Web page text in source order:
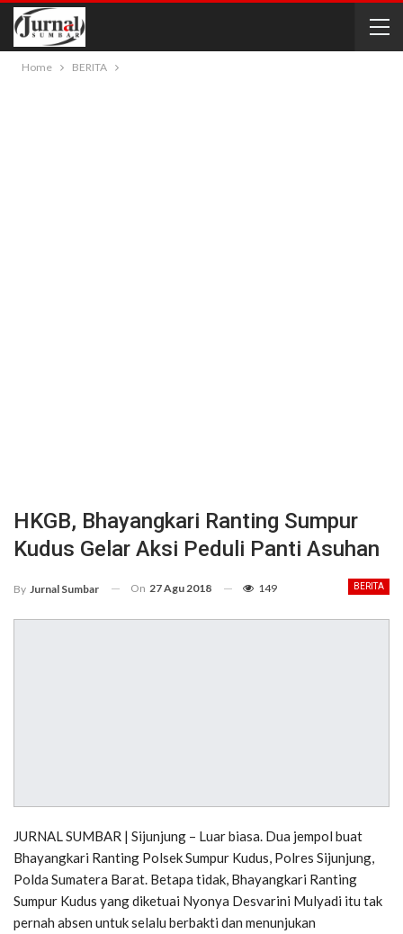
Home BERITA
HKGB, Bhayangkari Ranting Sumpur
Kudus Gelar Aksi Peduli Panti Asuhan
BERITA
By Jurnal Sumbar On 27 Agu 2018 149
JURNAL SUMBAR | Sijunjung – Luar biasa. Dua jempol buat
Bhayangkari Ranting Polsek Sumpur Kudus, Polres Sijunjung,
Polda Sumatera Barat. Betapa tidak, Bhayangkari Ranting
Sumpur Kudus yang diketuai Nyonya Desvarini Mulyadi itu tak
pernah absen untuk selalu berbakti dan menunjukan